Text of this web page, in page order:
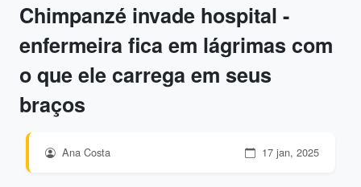
Chimpanzé invade hospital -
enfermeira fica em lágrimas com
o que ele carrega em seus
braços
Ana Costa 17 jan, 2025